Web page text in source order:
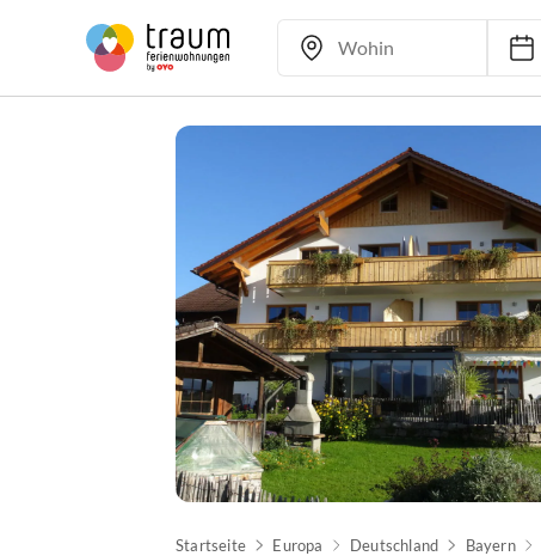
Startseite Europa Deutschland Bayern